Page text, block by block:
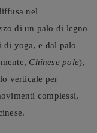
nel
di un palo di legno
di yoga, e dal palo
Chinese pole),
verticale per
complessi,